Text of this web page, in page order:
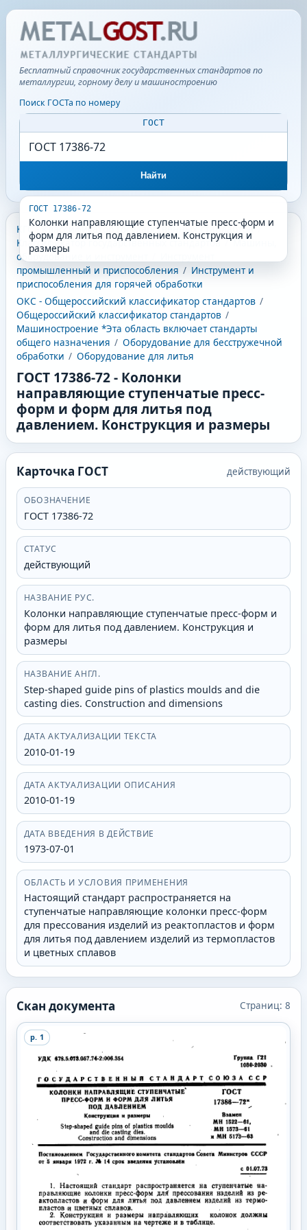
Бесплатный справочник государственных стандартов по
металлургии, горному делу и машиностроению
Поиск ГОСТа по номеру
ГОСТ
Найти
ГОСТ 17386-72
Колонки направляющие ступенчатые пресс-форм и
форм для литья под давлением. Конструкция и
размеры
КГС - Классификатор государственных стандартов /
Классификатор государственных стандартов / Машины,
оборудование и инструмент
промышленный и приспособления / Инструмент и
приспособления для горячей обработки
ОКС - Общероссийский классификатор стандартов /
Общероссийский классификатор стандартов /
Машиностроение *Эта область включает стандарты
общего назначения / Оборудование для бесстружечной
обработки / Оборудование для литья
ГОСТ 17386-72- Колонки
направляющие ступенчатые пресс-
форм и форм для литья под
давлением. Конструкция и размеры
Карточка ГОСТ действующий
ОБОЗНАЧЕНИЕ
ГОСТ 17386-72
СТАТУС
действующий
НАЗВАНИЕ РУС.
Колонки направляющие ступенчатые пресс-форм и
форм для литья под давлением. Конструкция и
размеры
НАЗВАНИЕ АНГЛ.
Step-shaped guide pins of plastics moulds and die
casting dies. Construction and dimensions
ДАТА АКТУАЛИЗАЦИИ ТЕКСТА
2010-01-19
ДАТА АКТУАЛИЗАЦИИ ОПИСАНИЯ
2010-01-19
ДАТА ВВЕДЕНИЯ В ДЕЙСТВИЕ
1973-07-01
ОБЛАСТЬ И УСЛОВИЯ ПРИМЕНЕНИЯ
Настоящий стандарт распространяется на
ступенчатые направляющие колонки пресс-форм
для прессования изделий из реактопластов и форм
для литья под давлением изделий из термопластов
и цветных сплавов
Скан документа Страниц:8
p. 1